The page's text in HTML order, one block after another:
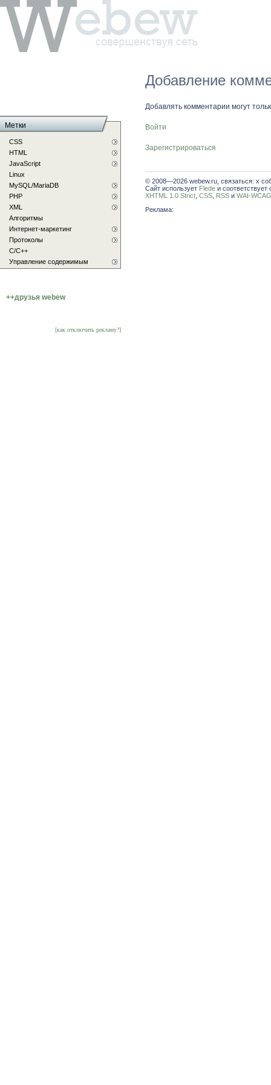
Добавление
Добавлять комментарии могут
Войти
Зарегистрироваться
© 2008—2026 webew.ru, связаться: x
Сайт использует Flede и соответствует
XHTML 1.0 Strict CSS RSS и WAI-
Реклама:
Метки
CSS
HTML
JavaScript
Linux
MySQL/MariaDB
PHP
XML
Алгоритмы
Интернет-маркетинг
Протоколы
С/C++
Управление содержимым
++друзья webew
[как отключить рекламу?]